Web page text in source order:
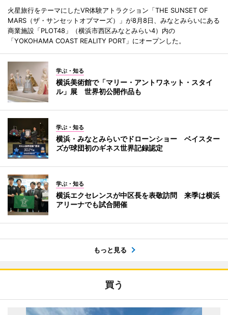
火星旅行をテーマにしたVR体験アトラクション「THE SUNSET OF
MARS（ザ・サンセットオブマーズ）」が8月8日、みなとみらいにある
商業施設「PLOT48」（横浜市西区みなとみらい4）内の
「YOKOHAMA COAST REALITY PORT」にオープンした。
学ぶ・知る
横浜美術館で「マリー・アントワネット・スタイ
ル」展 世界初公開作品も
学ぶ・知る
横浜・みなとみらいでドローンショー ベイスター
ズが球団初のギネス世界記録認定
学ぶ・知る
横浜エクセレンスが中区長を表敬訪問 来季は横浜
アリーナでも試合開催
もっと見る
買う